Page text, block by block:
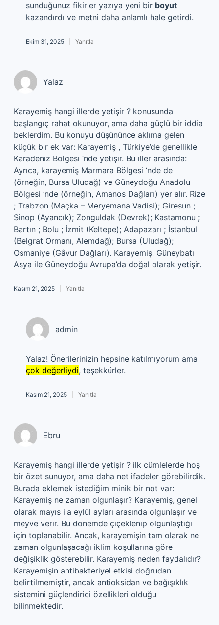
sunduğunuz fikirler yazıya yeni bir boyut
kazandırdı ve metni daha anlamlı hale getirdi.
Ekim 31, 2025 Yanıtla
Yalaz
Karayemiş hangi illerde yetişir ? konusunda
başlangıç rahat okunuyor, ama daha güçlü bir iddia
beklerdim. Bu konuyu düşününce aklıma gelen
küçük bir ek var: Karayemiş , Türkiye’de genellikle
Karadeniz Bölgesi ‘nde yetişir. Bu iller arasında:
Ayrıca, karayemiş Marmara Bölgesi ‘nde de
(örneğin, Bursa Uludağ) ve Güneydoğu Anadolu
Bölgesi ‘nde (örneğin, Amanos Dağları) yer alır. Rize
; Trabzon (Maçka – Meryemana Vadisi); Giresun ;
Sinop (Ayancık); Zonguldak (Devrek); Kastamonu ;
Bartın ; Bolu ; İzmit (Keltepe); Adapazarı ; İstanbul
(Belgrat Ormanı, Alemdağ); Bursa (Uludağ);
Osmaniye (Gâvur Dağları). Karayemiş, Güneybatı
Asya ile Güneydoğu Avrupa’da doğal olarak yetişir.
Kasım 21, 2025 Yanıtla
admin
Yalaz! Önerilerinizin hepsine katılmıyorum ama
çok değerliydi, teşekkürler.
Kasım 21, 2025 Yanıtla
Ebru
Karayemiş hangi illerde yetişir ? ilk cümlelerde hoş
bir özet sunuyor, ama daha net ifadeler görebilirdik.
Burada eklemek istediğim minik bir not var:
Karayemiş ne zaman olgunlaşır? Karayemiş, genel
olarak mayıs ila eylül ayları arasında olgunlaşır ve
meyve verir. Bu dönemde çiçeklenip olgunlaştığı
için toplanabilir. Ancak, karayemişin tam olarak ne
zaman olgunlaşacağı iklim koşullarına göre
değişiklik gösterebilir. Karayemiş neden faydalıdır?
Karayemişin antibakteriyel etkisi doğrudan
belirtilmemiştir, ancak antioksidan ve bağışıklık
sistemini güçlendirici özellikleri olduğu
bilinmektedir.